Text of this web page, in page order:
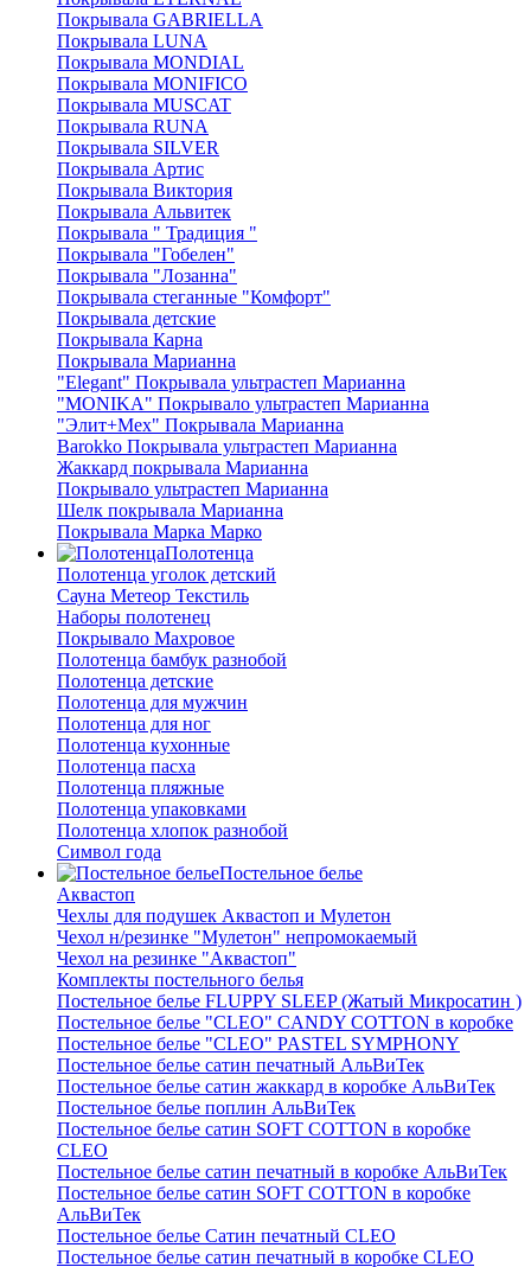
Покрывала GABRIELLA
Покрывала LUNA
Покрывала MONDIAL
Покрывала MONIFICO
Покрывала MUSCAT
Покрывала RUNA
Покрывала SILVER
Покрывала Артис
Покрывала Виктория
Покрывала Альвитек
Покрывала " Традиция "
Покрывала "Гобелен"
Покрывала "Лозанна"
Покрывала стеганные "Комфорт"
Покрывала детские
Покрывала Карна
Покрывала Марианна
"Elegant" Покрывала ультрастеп Марианна
"MONIKA" Покрывало ультрастеп Марианна
"Элит+Мех" Покрывала Марианна
Barokko Покрывала ультрастеп Марианна
Жаккард покрывала Марианна
Покрывало ультрастеп Марианна
Шелк покрывала Марианна
Покрывала Марка Марко
Полотенца
Полотенца уголок детский
Сауна Метеор Текстиль
Наборы полотенец
Покрывало Махровое
Полотенца бамбук разнобой
Полотенца детские
Полотенца для мужчин
Полотенца для ног
Полотенца кухонные
Полотенца пасха
Полотенца пляжные
Полотенца упаковками
Полотенца хлопок разнобой
Символ года
Постельное белье
Аквастоп
Чехлы для подушек Аквастоп и Мулетон
Чехол н/резинке "Мулетон" непромокаемый
Чехол на резинке "Аквастоп"
Комплекты постельного белья
Постельное белье FLUPPY SLEEP (Жатый Микросатин )
Постельное белье "CLEO" CANDY COTTON в коробке
Постельное белье "CLEO" PASTEL SYMPHONY
Постельное белье сатин печатный АльВиТек
Постельное белье сатин жаккард в коробке АльВиТек
Постельное белье поплин АльВиТек
Постельное белье сатин SOFT COTTON в коробке
CLEO
Постельное белье сатин печатный в коробке АльВиТек
Постельное белье сатин SOFT COTTON в коробке
АльВиТек
Постельное белье Сатин печатный CLEO
Постельное белье сатин печатный в коробке CLEO